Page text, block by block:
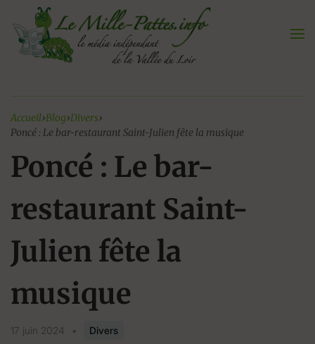
contenu
Accueil›Blog›Divers›
Poncé : Le bar-restaurant Saint-Julien fête la musique
Poncé : Le bar-
restaurant Saint-
Julien fête la
musique
17 juin 2024 • Divers